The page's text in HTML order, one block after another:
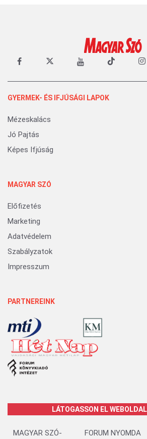
GYERMEK- ÉS IFJÚSÁGI LAPOK
Mézeskalács
Jó Pajtás
Képes Ifjúság
MAGYAR SZÓ
Előfizetés
Marketing
Adatvédelem
Szabályzatok
Impresszum
PARTNEREINK
LÁTOGASSON EL
MAGYAR SZÓ-
FORUM NYOMDA